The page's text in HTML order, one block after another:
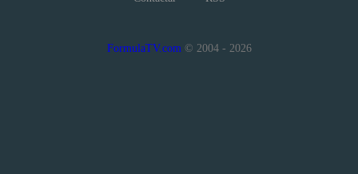
FormulaTV.com© 2004 - 2026